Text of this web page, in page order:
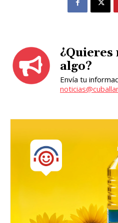
algo?
Envía tu